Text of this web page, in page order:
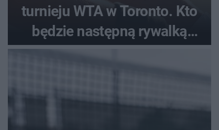
turnieju WTA w Toronto. Kto
będzie następną rywalką
Polki?